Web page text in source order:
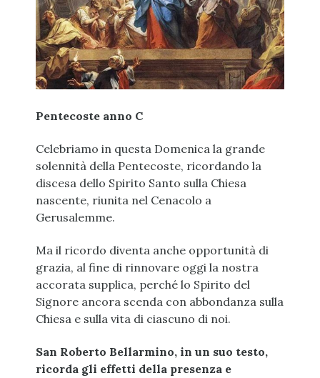
Pentecoste anno C
Celebriamo in questa Domenica la grande
solennità della Pentecoste, ricordando la
discesa dello Spirito Santo sulla Chiesa
nascente, riunita nel Cenacolo a
Gerusalemme.
Ma il ricordo diventa anche opportunità di
grazia, al fine di rinnovare oggi la nostra
accorata supplica, perché lo Spirito del
Signore ancora scenda con abbondanza sulla
Chiesa e sulla vita di ciascuno di noi.
San Roberto Bellarmino, in un suo testo,
ricorda gli effetti della presenza e